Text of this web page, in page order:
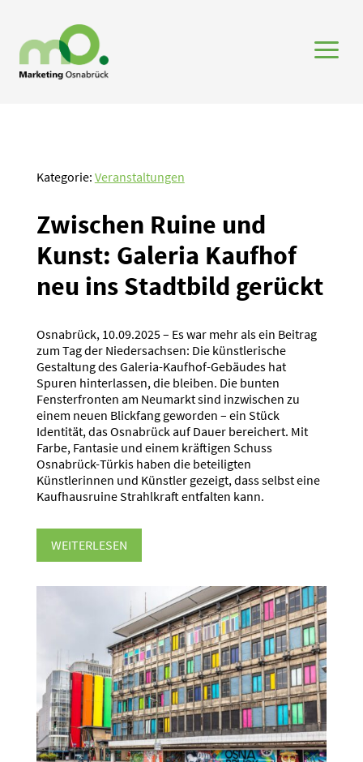
a
Kategorie: Veranstaltungen
Zwischen Ruine und
Kunst: Galeria Kaufhof
neu ins Stadtbild gerückt
Osnabrück, 10.09.2025 – Es war mehr als ein Beitrag
zum Tag der Niedersachsen: Die künstlerische
Gestaltung des Galeria-Kaufhof-Gebäudes hat
Spuren hinterlassen, die bleiben. Die bunten
Fensterfronten am Neumarkt sind inzwischen zu
einem neuen Blickfang geworden – ein Stück
Identität, das Osnabrück auf Dauer bereichert. Mit
Farbe, Fantasie und einem kräftigen Schuss
Osnabrück-Türkis haben die beteiligten
Künstlerinnen und Künstler gezeigt, dass selbst eine
Kaufhausruine Strahlkraft entfalten kann.
WEITERLESEN